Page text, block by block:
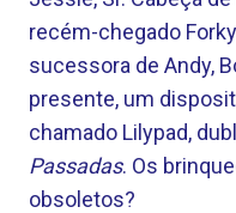
recém-chegado
sucessora de Andy,
presente, um
chamado Lilypad,
Passadas. Os
obsoletos?